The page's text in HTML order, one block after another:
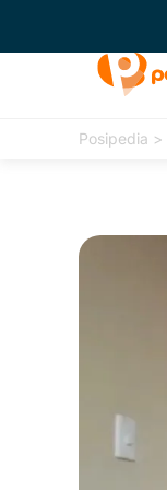
Posipedia >